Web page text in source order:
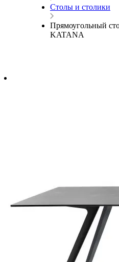
Столы и столики
Прямоугольный
KATANA